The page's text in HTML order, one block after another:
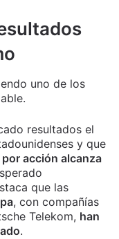
uno de los
resultados el
y que
acción alcanza
que las
, con compañías
Telekom, han
.